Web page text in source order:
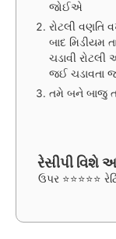
જોઈએ
રોટલી વણતિ
બાદ મિડીયમ
ચડાવી
જઈ ચડાવતા
તમે બને બાજુ
રેસીપી વિશે
ઉપર